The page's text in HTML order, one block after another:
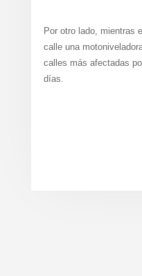
Por otro lado, mientras
calle una
calles más afectadas
días.